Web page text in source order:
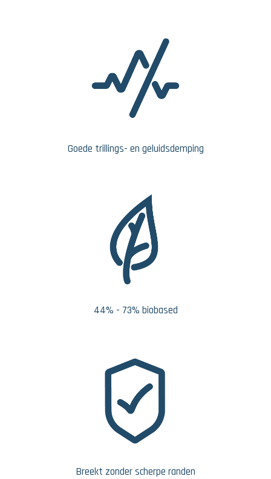
Goede trillings- en geluidsdemping
44% - 73% biobased
Breekt zonder scherpe randen